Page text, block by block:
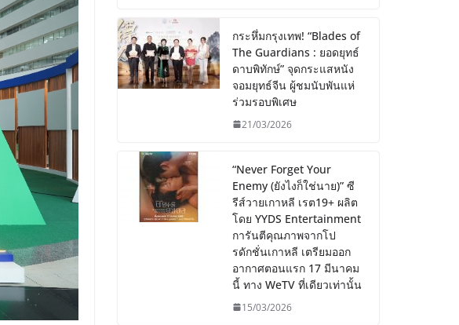
กระหึ่มกรุงเทพ! “Blades of
The Guardians : ยอดยุทธ์
ดาบพิทักษ์” จุดกระแสหนัง
จอมยุทธ์จีน ผู้ชมนับพันแห่
ร่วมรอบพิเศษ
21/03/2026
“Never Forget Your
Enemy (ยังไงก็ใช่นาย)” ซี
รีส์วายเกาหลี เรต19+ ผลิต
โดย YYDS Entertainment
การันตีคุณภาพจากโป
รดักชั่นเกาหลี เตรียมออก
อากาศตอนแรก 17 มีนาคม
นี้ ทาง WeTV ที่เดียวเท่านั้น
15/03/2026